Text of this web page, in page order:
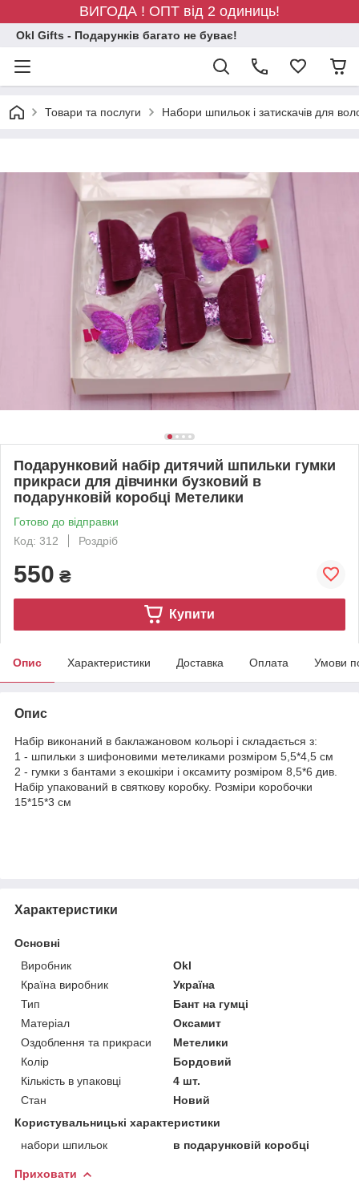
ВИГОДА ! ОПТ від 2 одиниць!
Okl Gifts - Подарунків багато не буває!
Товари та послуги Набори шпильок і затискачів для
Подарунковий набір дитячий шпильки гумки
прикраси для дівчинки бузковий в
подарунковій коробці Метелики
Готово до відправки
Код: 312
Роздріб
550 ₴
Купити
Опис Характеристики Доставка Оплата Умови
Опис
Набір виконаний в баклажановом кольорі і складається з:
1 - шпильки з шифоновими метеликами розміром 5,5*4,5 см
2 - гумки з бантами з екошкіри і оксамиту розміром 8,5*6 див.
Набір упакований в святкову коробку. Розміри коробочки
15*15*3 см
Характеристики
Основні
Виробник
Okl
Країна виробник
Україна
Тип
Бант на гумці
Матеріал
Оксамит
Оздоблення та прикраси
Метелики
Колір
Бордовий
Кількість в упаковці
4 шт.
Стан
Новий
Користувальницькі характеристики
набори шпильок
в подарунковій коробці
Приховати